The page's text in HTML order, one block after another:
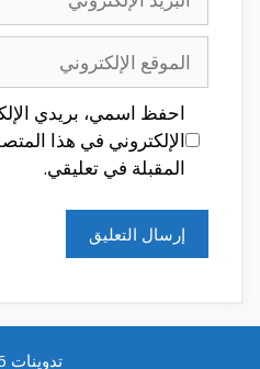
الإلكتروني
الموقع
الإلكتروني
احفظ اسمي، بريدي
الإلكتروني في هذا
المقبلة في تعليقي.
تدوينات 2026